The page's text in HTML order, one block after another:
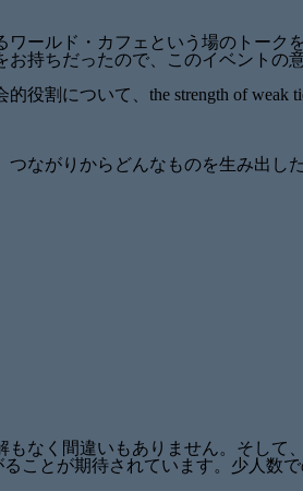
ールド・カフェという場のトーク
持ちだったので、このイベントの
割について、the strength of weak
ながりからどんなものを生み出し
なく間違いもありません。そして
ことが期待されています。少人数